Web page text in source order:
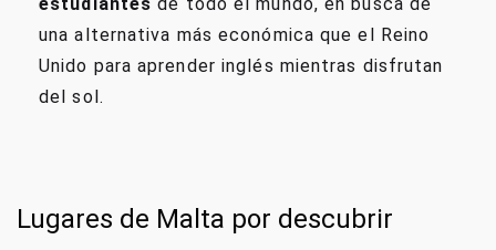
una alternativa más económica que el Reino
Unido para aprender inglés mientras disfrutan
del sol.
Lugares de Malta por descubrir